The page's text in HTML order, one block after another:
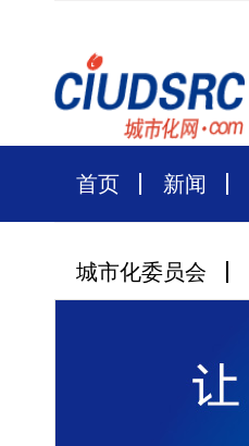
首页 新闻
城市化委员会